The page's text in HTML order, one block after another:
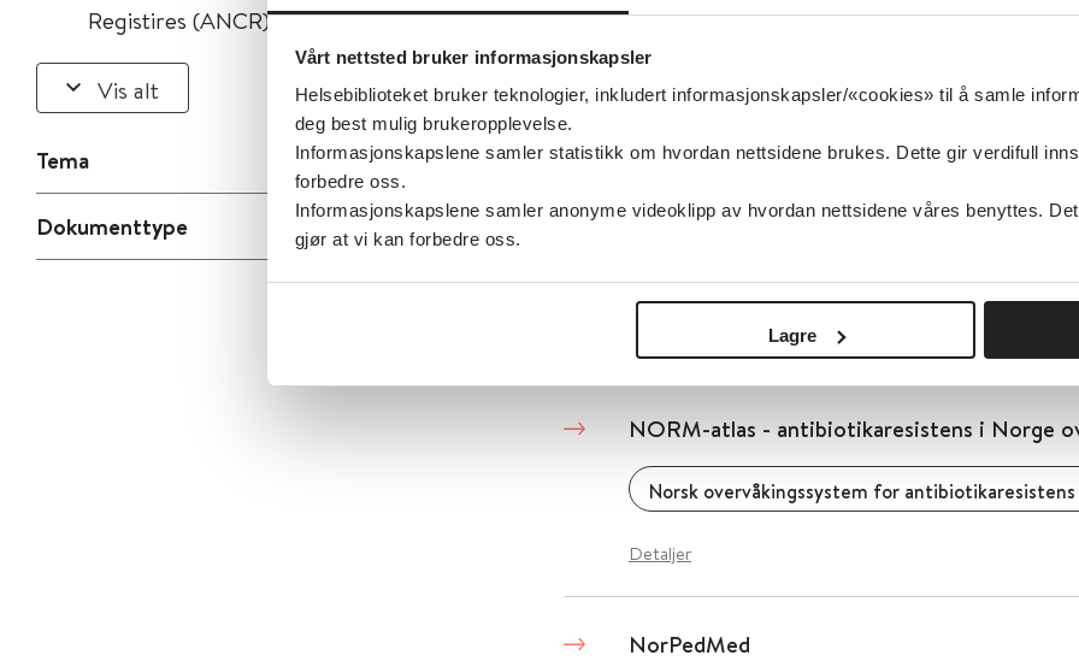
Vårt nettsted bruker informasjonskapsler
Helsebiblioteket bruker teknologier, inkludert informasjonskapsler/«cookies» til å samle
deg best mulig brukeropplevelse.
Informasjonskapslene samler statistikk om hvordan nettsidene brukes. Dette gir verdifull
forbedre oss.
Informasjonskapslene samler anonyme videoklipp av hvordan nettsidene våres benyttes.
gjør at vi kan forbedre oss.
Lagre
Registires (ANCR)
Vis alt
Tema
Dokumenttype
Norges Optikerforbund 2010
Detaljer
mikrober
Norsk overvåkingssystem for antibiotikaresistens hos mikrober (NORM)
NORM-atlas - antibiotikaresistens i Norge
Norsk overvåkingssystem for
Detaljer
NorPedMed